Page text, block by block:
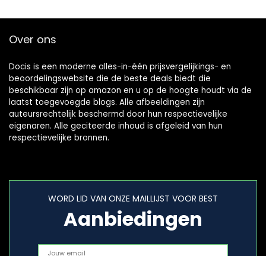
Over ons
Docis is een moderne alles-in-één prijsvergelijkings- en
beoordelingswebsite die de beste deals biedt die
beschikbaar zijn op amazon en u op de hoogte houdt via de
laatst toegevoegde blogs. Alle afbeeldingen zijn
auteursrechtelijk beschermd door hun respectievelijke
eigenaren. Alle geciteerde inhoud is afgeleid van hun
respectievelijke bronnen.
WORD LID VAN ONZE MAILLIJST VOOR BEST
Aanbiedingen